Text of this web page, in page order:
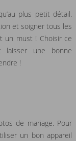
plus petit détail.
et soigner tous les
un must ! Choisir ce
laisser une bonne
!
de mariage. Pour
un bon appareil